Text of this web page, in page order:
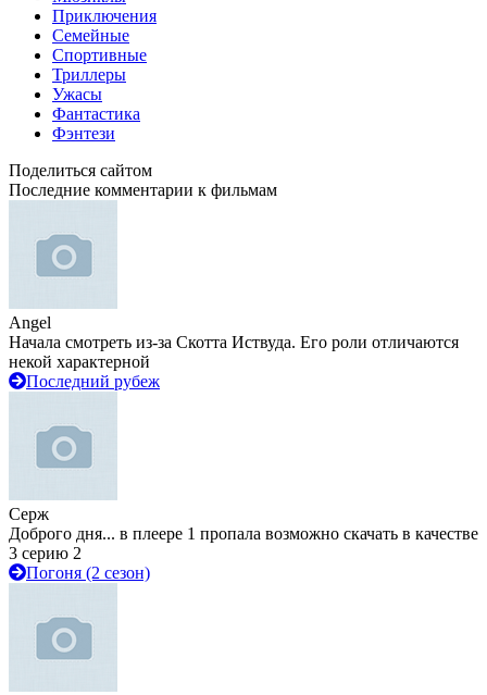
Приключения
Семейные
Спортивные
Триллеры
Ужасы
Фантастика
Фэнтези
Поделиться сайтом
Последние комментарии к фильмам
Angel
Начала смотреть из-за Скотта Иствуда. Его роли отличаются
некой характерной
Последний рубеж
Серж
Доброго дня... в плеере 1 пропала возможно скачать в качестве
3 серию 2
Погоня (2 сезон)